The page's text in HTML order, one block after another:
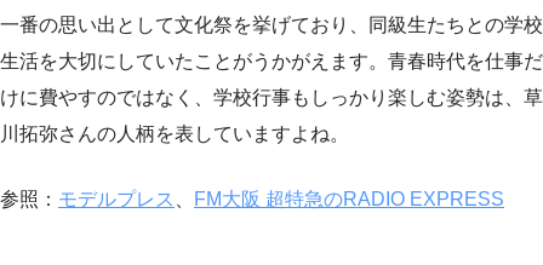
一番の思い出として文化祭を挙げており、同級生たちとの学校
生活を大切にしていたことがうかがえます。青春時代を仕事だ
けに費やすのではなく、学校行事もしっかり楽しむ姿勢は、草
川拓弥さんの人柄を表していますよね。
参照： モデルプレス FM大阪 超特急のRADIO EXPRESS